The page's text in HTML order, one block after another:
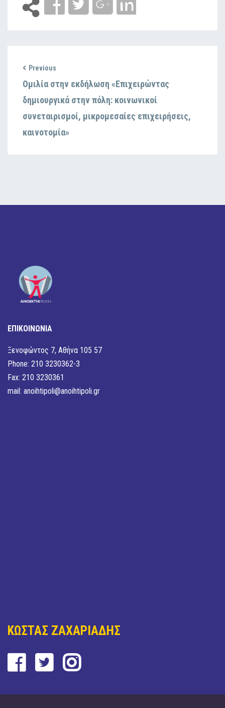
Previous
Ομιλία στην εκδήλωση «Επιχειρώντας
δημιουργικά στην πόλη: κοινωνικοί
συνεταιρισμοί, μικρομεσαίες επιχειρήσεις,
καινοτομία»
ΕΠΙΚΟΙΝΩΝΙΑ
Ξενοφώντος 7, Αθήνα 105 57
Phone: 210 3230362-3
Fax: 210 3230361
mail: anoihtipoli@anoihtipoli.gr
ΚΩΣΤΑΣ ΖΑΧΑΡΙΑΔΗΣ